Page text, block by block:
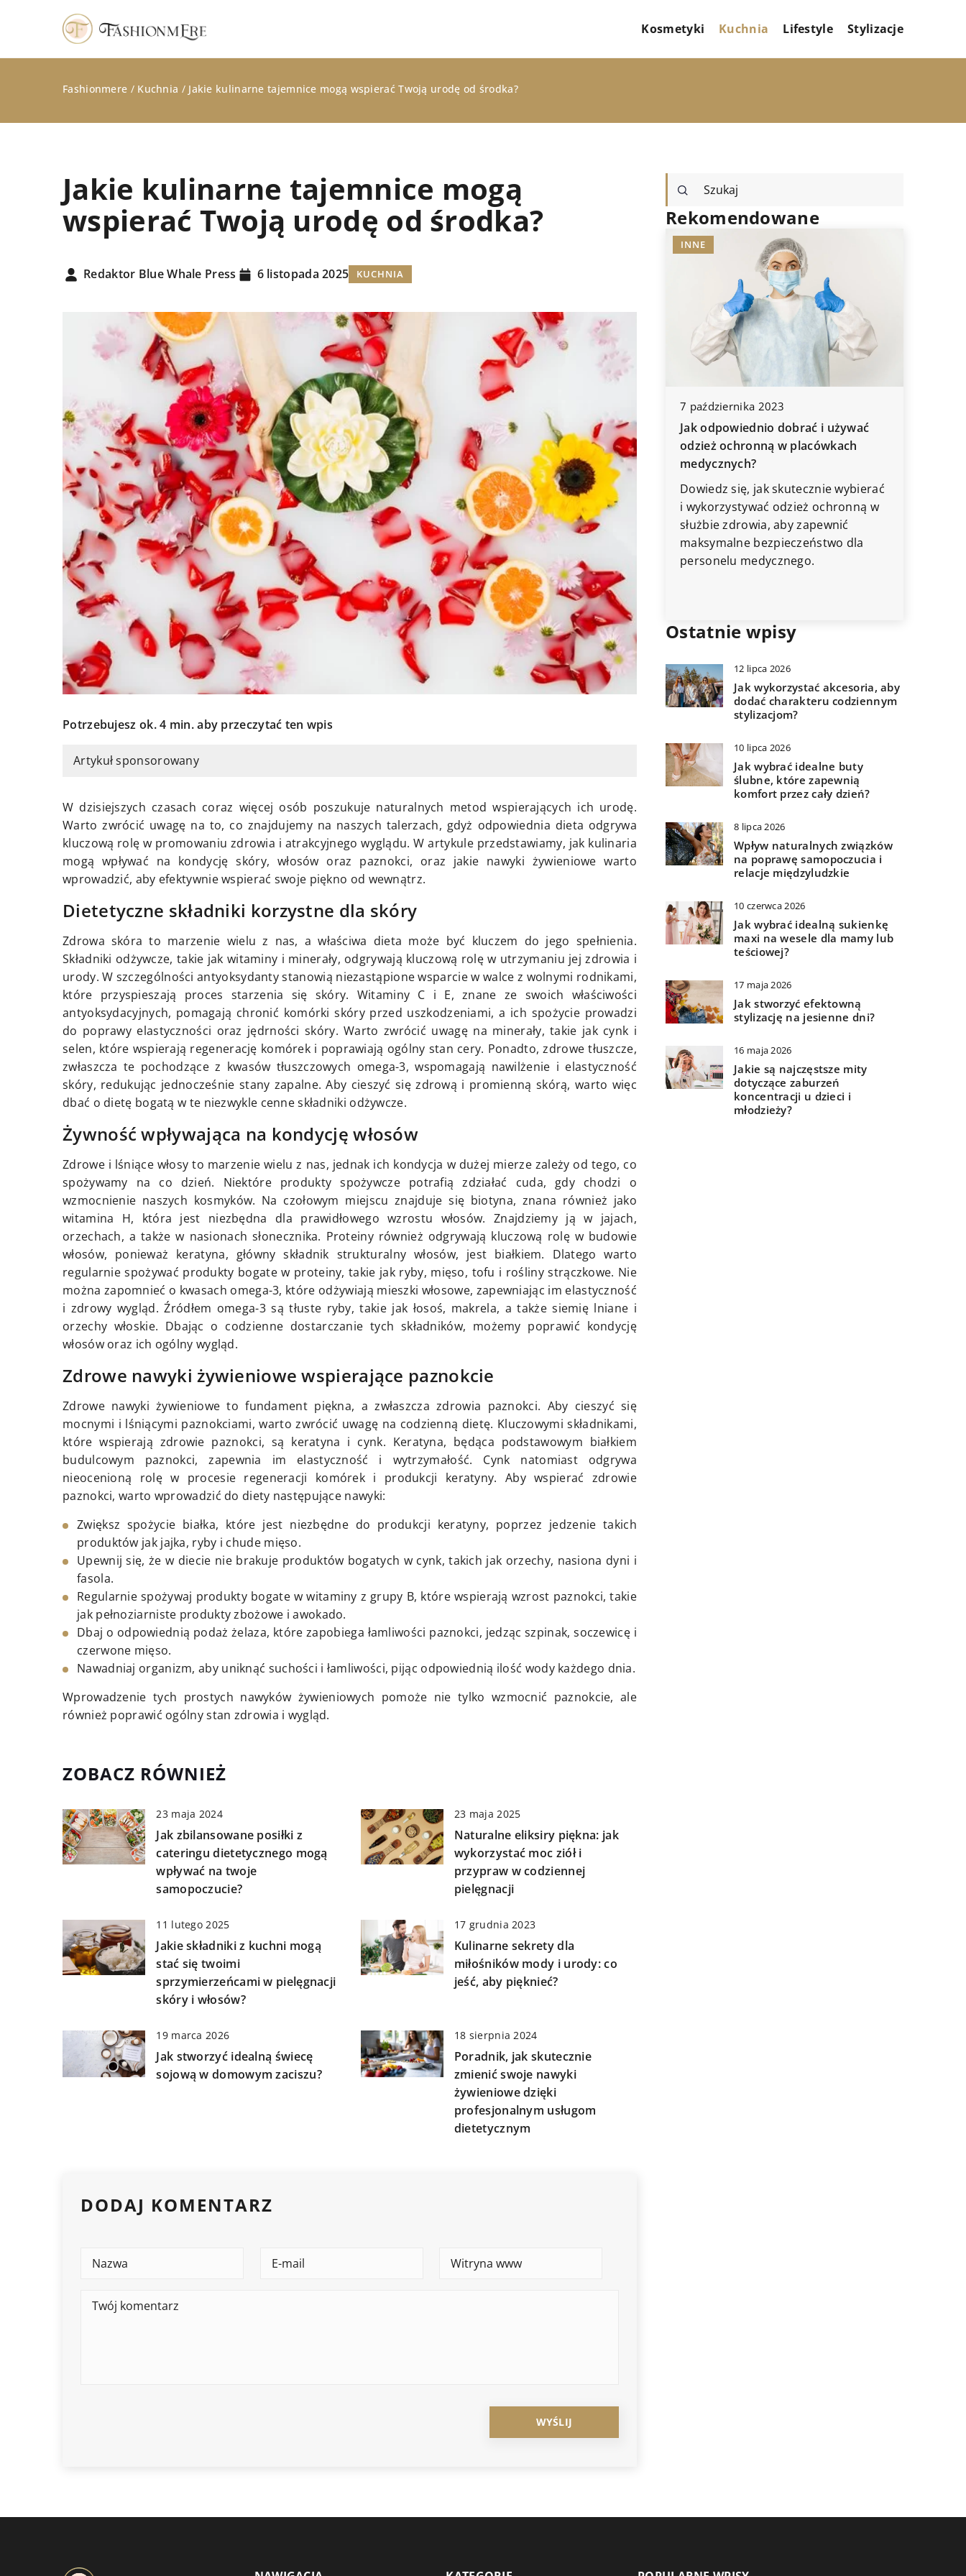
Kosmetyki Kuchnia Lifestyle Stylizacje
Fashionmere / Kuchnia / Jakie kulinarne tajemnice mogą wspierać Twoją urodę od środka?
Jakie kulinarne tajemnice mogą
wspierać Twoją urodę od środka?
Redaktor Blue Whale Press 6 listopada 2025 KUCHNIA
Potrzebujesz ok. 4 min. aby przeczytać ten wpis
Artykuł sponsorowany
W dzisiejszych czasach coraz więcej osób poszukuje naturalnych metod wspierających ich urodę.
Warto zwrócić uwagę na to, co znajdujemy na naszych talerzach, gdyż odpowiednia dieta odgrywa
kluczową rolę w promowaniu zdrowia i atrakcyjnego wyglądu. W artykule przedstawiamy, jak kulinaria
mogą wpływać na kondycję skóry, włosów oraz paznokci, oraz jakie nawyki żywieniowe warto
wprowadzić, aby efektywnie wspierać swoje piękno od wewnątrz.
Dietetyczne składniki korzystne dla skóry
Zdrowa skóra to marzenie wielu z nas, a właściwa dieta może być kluczem do jego spełnienia.
Składniki odżywcze, takie jak witaminy i minerały, odgrywają kluczową rolę w utrzymaniu jej zdrowia i
urody. W szczególności antyoksydanty stanowią niezastąpione wsparcie w walce z wolnymi rodnikami,
które przyspieszają proces starzenia się skóry. Witaminy C i E, znane ze swoich właściwości
antyoksydacyjnych, pomagają chronić komórki skóry przed uszkodzeniami, a ich spożycie prowadzi
do poprawy elastyczności oraz jędrności skóry. Warto zwrócić uwagę na minerały, takie jak cynk i
selen, które wspierają regenerację komórek i poprawiają ogólny stan cery. Ponadto, zdrowe tłuszcze,
zwłaszcza te pochodzące z kwasów tłuszczowych omega-3, wspomagają nawilżenie i elastyczność
skóry, redukując jednocześnie stany zapalne. Aby cieszyć się zdrową i promienną skórą, warto więc
dbać o dietę bogatą w te niezwykle cenne składniki odżywcze.
Żywność wpływająca na kondycję włosów
Zdrowe i lśniące włosy to marzenie wielu z nas, jednak ich kondycja w dużej mierze zależy od tego, co
spożywamy na co dzień. Niektóre produkty spożywcze potrafią zdziałać cuda, gdy chodzi o
wzmocnienie naszych kosmyków. Na czołowym miejscu znajduje się biotyna, znana również jako
witamina H, która jest niezbędna dla prawidłowego wzrostu włosów. Znajdziemy ją w jajach,
orzechach, a także w nasionach słonecznika. Proteiny również odgrywają kluczową rolę w budowie
włosów, ponieważ keratyna, główny składnik strukturalny włosów, jest białkiem. Dlatego warto
regularnie spożywać produkty bogate w proteiny, takie jak ryby, mięso, tofu i rośliny strączkowe. Nie
można zapomnieć o kwasach omega-3, które odżywiają mieszki włosowe, zapewniając im elastyczność
i zdrowy wygląd. Źródłem omega-3 są tłuste ryby, takie jak łosoś, makrela, a także siemię lniane i
orzechy włoskie. Dbając o codzienne dostarczanie tych składników, możemy poprawić kondycję
włosów oraz ich ogólny wygląd.
Zdrowe nawyki żywieniowe wspierające paznokcie
Zdrowe nawyki żywieniowe to fundament piękna, a zwłaszcza zdrowia paznokci. Aby cieszyć się
mocnymi i lśniącymi paznokciami, warto zwrócić uwagę na codzienną dietę. Kluczowymi składnikami,
które wspierają zdrowie paznokci, są keratyna i cynk. Keratyna, będąca podstawowym białkiem
budulcowym paznokci, zapewnia im elastyczność i wytrzymałość. Cynk natomiast odgrywa
nieocenioną rolę w procesie regeneracji komórek i produkcji keratyny. Aby wspierać zdrowie
paznokci, warto wprowadzić do diety następujące nawyki:
Zwiększ spożycie białka, które jest niezbędne do produkcji keratyny, poprzez jedzenie takich
produktów jak jajka, ryby i chude mięso.
Upewnij się, że w diecie nie brakuje produktów bogatych w cynk, takich jak orzechy, nasiona dyni i
fasola.
Regularnie spożywaj produkty bogate w witaminy z grupy B, które wspierają wzrost paznokci, takie
jak pełnoziarniste produkty zbożowe i awokado.
Dbaj o odpowiednią podaż żelaza, które zapobiega łamliwości paznokci, jedząc szpinak, soczewicę i
czerwone mięso.
Nawadniaj organizm, aby uniknąć suchości i łamliwości, pijąc odpowiednią ilość wody każdego dnia.
Wprowadzenie tych prostych nawyków żywieniowych pomoże nie tylko wzmocnić paznokcie, ale
również poprawić ogólny stan zdrowia i wygląd.
ZOBACZ RÓWNIEŻ
23 maja 2024
Jak zbilansowane posiłki z
cateringu dietetycznego mogą
wpływać na twoje
samopoczucie?
23 maja 2025
Naturalne eliksiry piękna: jak
wykorzystać moc ziół i
przypraw w codziennej
pielęgnacji
11 lutego 2025
Jakie składniki z kuchni mogą
stać się twoimi
sprzymierzeńcami w pielęgnacji
skóry i włosów?
17 grudnia 2023
Kulinarne sekrety dla
miłośników mody i urody: co
jeść, aby pięknieć?
19 marca 2026
Jak stworzyć idealną świecę
sojową w domowym zaciszu?
18 sierpnia 2024
Poradnik, jak skutecznie
zmienić swoje nawyki
żywieniowe dzięki
profesjonalnym usługom
dietetycznym
DODAJ KOMENTARZ
Rekomendowane
4 lipca 2024
Jak wybrać odpowiednie
ubezpieczenie dla praktyki
stomatologicznej?
Zastanawiasz się, jakie
ubezpieczenie wybrać dla swojej
praktyki stomatologicznej? Poznaj
szczegółowe wskazówki i dowiedz
się, jakie rozwiązania są
najkorzystniejsze dla Twojego
gabinetu.
1 kwietnia 2026
Jak skutecznie wspierać regenerację
mięśni po intensywnym treningu?
Odkryj tajniki skutecznej regeneracji
mięśni po treningach. Dowiedz się,
jakie techniki i nawyki mogą
przyspieszyć odbudowę tkanki
mięśniowej i zapobiec
przetrenowaniu. Znajdź skuteczne
sposoby na odpoczynek i właściwą
suplementację.
INNE
7 października 2023
Jak odpowiednio dobrać i używać
odzież ochronną w placówkach
medycznych?
Dowiedz się, jak skutecznie wybierać
i wykorzystywać odzież ochronną w
służbie zdrowia, aby zapewnić
maksymalne bezpieczeństwo dla
personelu medycznego.
Ostatnie wpisy
12 lipca 2026
Jak wykorzystać akcesoria, aby
dodać charakteru codziennym
stylizacjom?
10 lipca 2026
Jak wybrać idealne buty
ślubne, które zapewnią
komfort przez cały dzień?
8 lipca 2026
Wpływ naturalnych związków
na poprawę samopoczucia i
relacje międzyludzkie
10 czerwca 2026
Jak wybrać idealną sukienkę
maxi na wesele dla mamy lub
teściowej?
17 maja 2026
Jak stworzyć efektowną
stylizację na jesienne dni?
16 maja 2026
Jakie są najczęstsze mity
dotyczące zaburzeń
koncentracji u dzieci i
młodzieży?